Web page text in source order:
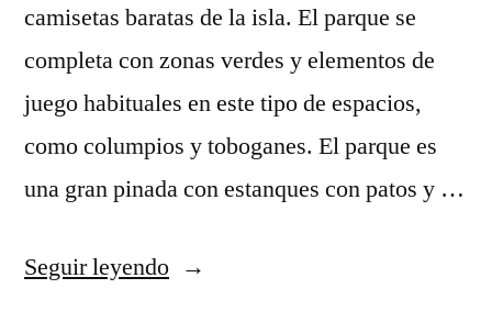
camisetas baratas de la isla. El parque se
completa con zonas verdes y elementos de
juego habituales en este tipo de espacios,
como columpios y toboganes. El parque es
una gran pinada con estanques con patos y …
Seguir leyendo«camiseta